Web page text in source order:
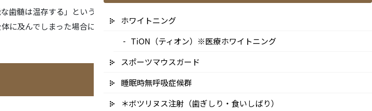
歯髄は温存する」という考え方（Vital
に及んでしまった場合には、歯内療法によ
CT活用の精密な診査・診断
ホワイトニング
TiON（ティオン）※医療ホワイトニング
スポーツマウスガード
睡眠時無呼吸症候群
＊ボツリヌス注射（歯ぎしり・食いしばり）